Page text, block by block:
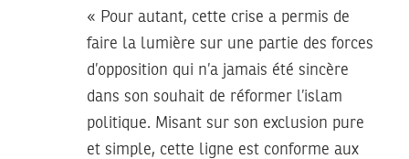
« Pour autant, cette crise a permis de
faire la lumière sur une partie des forces
d’opposition qui n’a jamais été sincère
dans son souhait de réformer l’islam
politique. Misant sur son exclusion pure
et simple, cette ligne est conforme aux